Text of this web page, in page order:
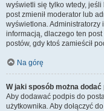
wyświetli się tylko wtedy, jeśli
post zmienił moderator lub
wyświetlona. Administratorzy
informacją, dlaczego ten
postów, gdy ktoś zamieścił
Na górę
W jaki sposób można
Aby dodawać podpis do
użytkownika. Aby dołączyć